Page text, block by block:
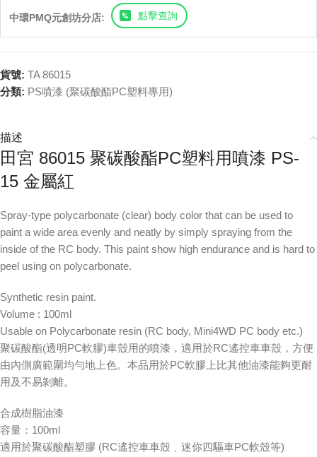
中環PMQ元創坊分店: 點擊查詢
貨號: TA 86015
分類: PS噴漆 (聚碳酸酯PC塑料專用)
描述
田宮 86015 聚碳酸酯PC塑料用噴漆 PS-
15 金屬紅
Spray-type polycarbonate (clear) body color that can be used to
paint a wide area evenly and neatly by simply spraying from the
inside of the RC body. This paint show high endurance and is hard to
peel using on polycarbonate.
Synthetic resin paint.
Volume : 100ml
Usable on Polycarbonate resin (RC body, Mini4WD PC body etc.)
聚碳酸酯(透明PC軟膠)車殼用的噴漆，適用於RC遙控車車殼，方便
由內側廣範圍均勻地上色。本品用於PC軟膠上比其他油漆能夠更耐
用及不易剝離。
合成樹脂油漆
容量：100ml
適用於聚碳酸酯塑膠 (RC遙控車車殼﹑迷你四驅車PC軟殼等)